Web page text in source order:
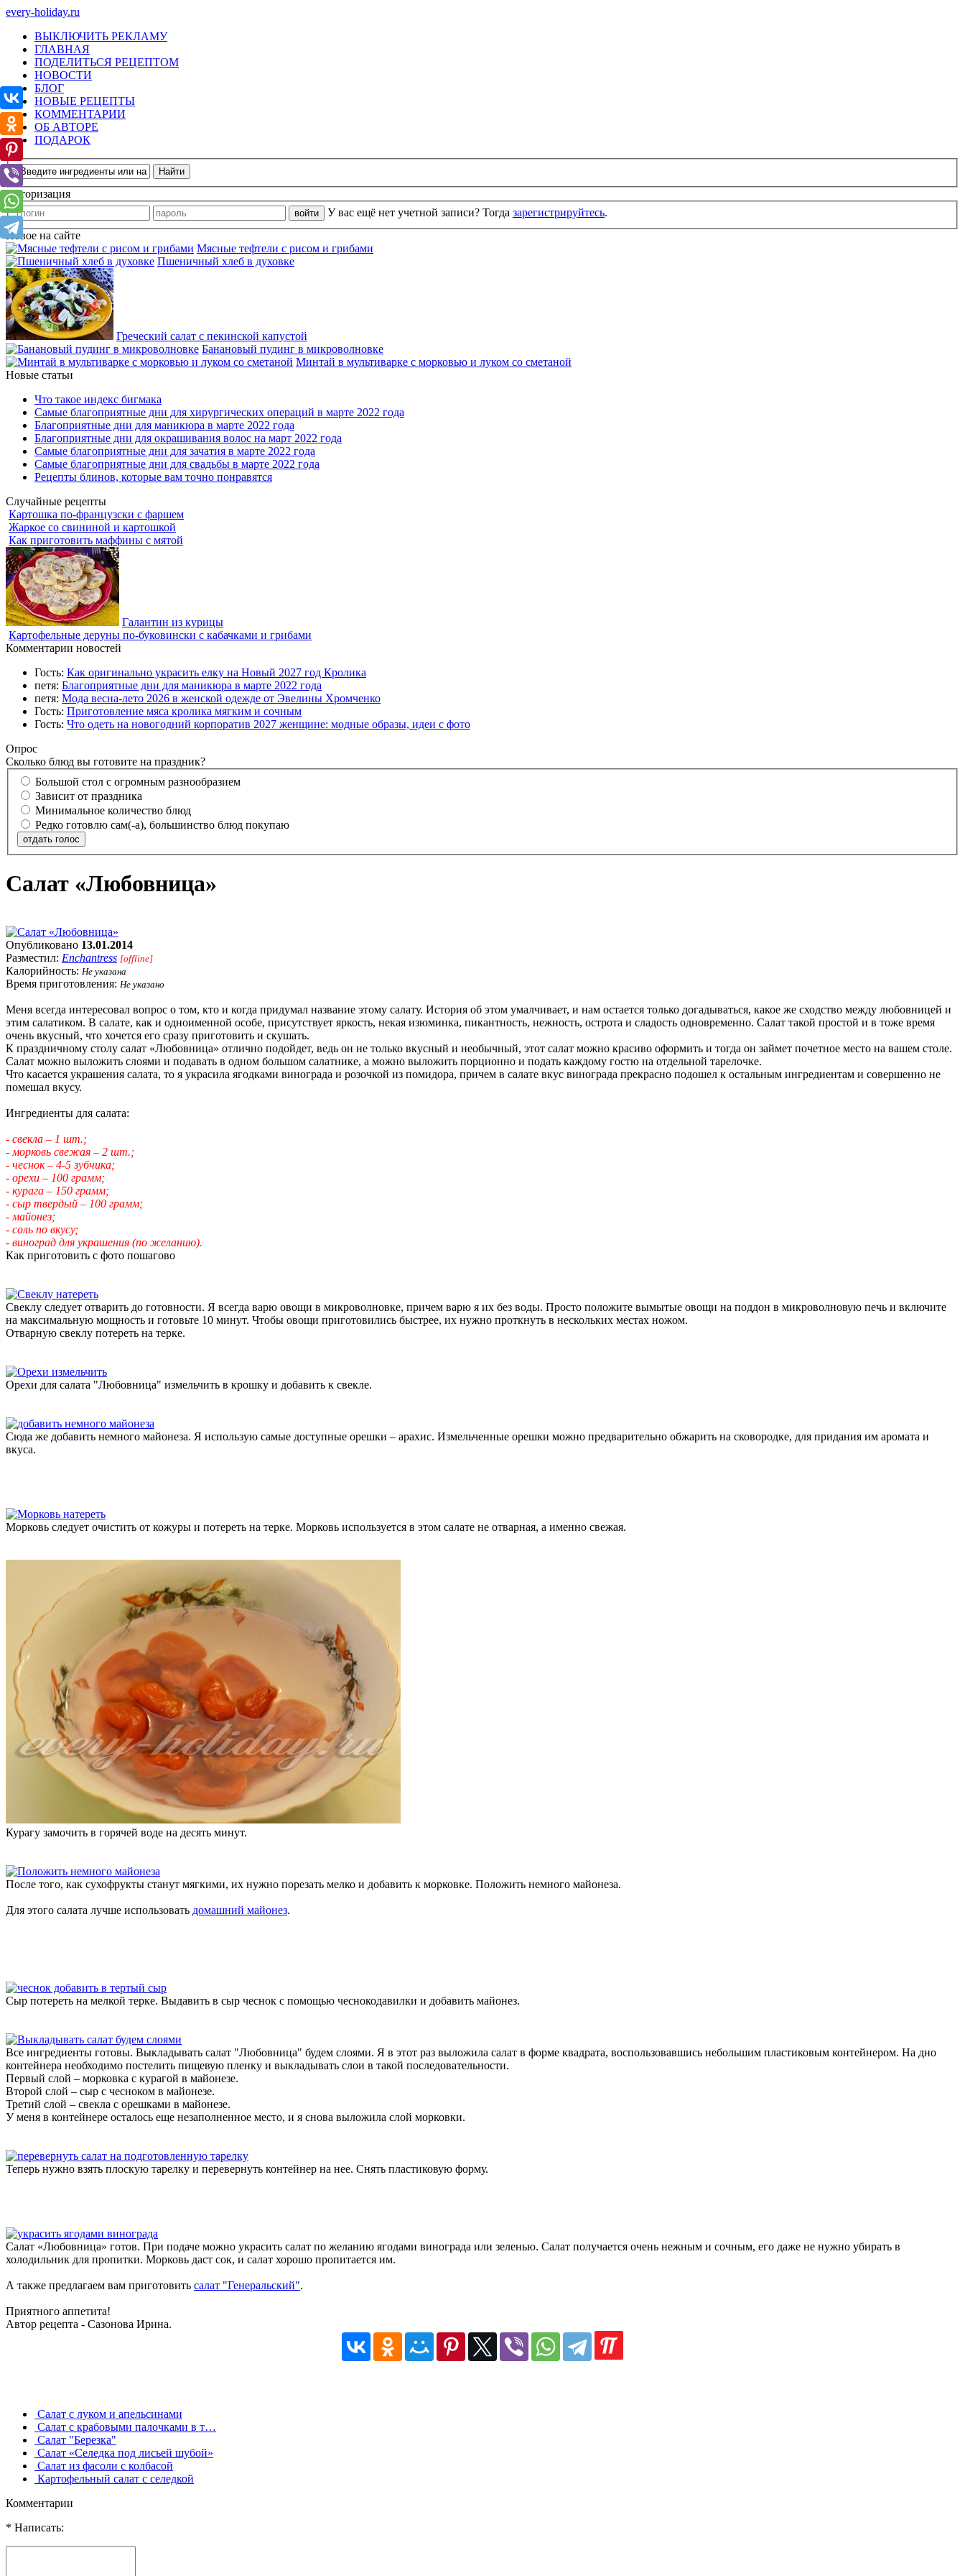
every-holiday.ru
ВЫКЛЮЧИТЬ РЕКЛАМУ
ГЛАВНАЯ
ПОДЕЛИТЬСЯ РЕЦЕПТОМ
НОВОСТИ
БЛОГ
НОВЫЕ РЕЦЕПТЫ
КОММЕНТАРИИ
ОБ АВТОРЕ
ПОДАРОК
Авторизация
У вас ещё нет учетной записи? Тогда зарегистрируйтесь.
Новое на сайте
Мясные тефтели с рисом и грибами
Пшеничный хлеб в духовке
Греческий салат с пекинской капустой
Банановый пудинг в микроволновке
Минтай в мультиварке с морковью и луком со сметаной
Новые статьи
Что такое индекс бигмака
Самые благоприятные дни для хирургических операций в марте 2022 года
Благоприятные дни для маникюра в марте 2022 года
Благоприятные дни для окрашивания волос на март 2022 года
Самые благоприятные дни для зачатия в марте 2022 года
Самые благоприятные дни для свадьбы в марте 2022 года
Рецепты блинов, которые вам точно понравятся
Случайные рецепты
Картошка по-французски с фаршем
Жаркое со свининой и картошкой
Как приготовить маффины с мятой
Галантин из курицы
Картофельные деруны по-буковински с кабачками и грибами
Комментарии новостей
Гость: Как оригинально украсить елку на Новый 2027 год Кролика
петя: Благоприятные дни для маникюра в марте 2022 года
петя: Мода весна-лето 2026 в женской одежде от Эвелины Хромченко
Гость: Приготовление мяса кролика мягким и сочным
Гость: Что одеть на новогодний корпоратив 2027 женщине: модные образы, идеи с фото
Опрос
Сколько блюд вы готовите на праздник?
Большой стол с огромным разнообразием
Зависит от праздника
Минимальное количество блюд
Редко готовлю сам(-а), большинство блюд покупаю
отдать голос
Салат «Любовница»
Опубликовано 13.01.2014
Разместил: Enchantress [offline]
Калорийность: Не указана
Время приготовления: Не указано
Меня всегда интересовал вопрос о том, кто и когда придумал название этому салату. История об этом умалчивает, и нам остается только догадываться, какое же сходство между любовницей и
этим салатиком. В салате, как и одноименной особе, присутствует яркость, некая изюминка, пикантность, нежность, острота и сладость одновременно. Салат такой простой и в тоже время
очень вкусный, что хочется его сразу приготовить и скушать.
К праздничному столу салат «Любовница» отлично подойдет, ведь он не только вкусный и необычный, этот салат можно красиво оформить и тогда он займет почетное место на вашем столе.
Салат можно выложить слоями и подавать в одном большом салатнике, а можно выложить порционно и подать каждому гостю на отдельной тарелочке.
Что касается украшения салата, то я украсила ягодками винограда и розочкой из помидора, причем в салате вкус винограда прекрасно подошел к остальным ингредиентам и совершенно не
помешал вкусу.
Ингредиенты для салата:
- свекла – 1 шт.;
- морковь свежая – 2 шт.;
- чеснок – 4-5 зубчика;
- орехи – 100 грамм;
- курага – 150 грамм;
- сыр твердый – 100 грамм;
- майонез;
- соль по вкусу;
- виноград для украшения (по желанию).
Как приготовить с фото пошагово
Свеклу следует отварить до готовности. Я всегда варю овощи в микроволновке, причем варю я их без воды. Просто положите вымытые овощи на поддон в микроволновую печь и включите
на максимальную мощность и готовьте 10 минут. Чтобы овощи приготовились быстрее, их нужно проткнуть в нескольких местах ножом.
Отварную свеклу потереть на терке.
Орехи для салата "Любовница" измельчить в крошку и добавить к свекле.
Сюда же добавить немного майонеза. Я использую самые доступные орешки – арахис. Измельченные орешки можно предварительно обжарить на сковородке, для придания им аромата и
вкуса.
Морковь следует очистить от кожуры и потереть на терке. Морковь используется в этом салате не отварная, а именно свежая.
Курагу замочить в горячей воде на десять минут.
После того, как сухофрукты станут мягкими, их нужно порезать мелко и добавить к морковке. Положить немного майонеза.
Для этого салата лучше использовать домашний майонез.
Сыр потереть на мелкой терке. Выдавить в сыр чеснок с помощью чеснокодавилки и добавить майонез.
Все ингредиенты готовы. Выкладывать салат "Любовница" будем слоями. Я в этот раз выложила салат в форме квадрата, воспользовавшись небольшим пластиковым контейнером. На дно
контейнера необходимо постелить пищевую пленку и выкладывать слои в такой последовательности.
Первый слой – морковка с курагой в майонезе.
Второй слой – сыр с чесноком в майонезе.
Третий слой – свекла с орешками в майонезе.
У меня в контейнере осталось еще незаполненное место, и я снова выложила слой морковки.
Теперь нужно взять плоскую тарелку и перевернуть контейнер на нее. Снять пластиковую форму.
Салат «Любовница» готов. При подаче можно украсить салат по желанию ягодами винограда или зеленью. Салат получается очень нежным и сочным, его даже не нужно убирать в
холодильник для пропитки. Морковь даст сок, и салат хорошо пропитается им.
А также предлагаем вам приготовить салат "Генеральский".
Приятного аппетита!
Автор рецепта - Сазонова Ирина.
Салат с луком и апельсинами
Салат с крабовыми палочками в т…
Салат "Березка"
Салат «Селедка под лисьей шубой»
Салат из фасоли с колбасой
Картофельный салат с селедкой
Комментарии
* Написать: